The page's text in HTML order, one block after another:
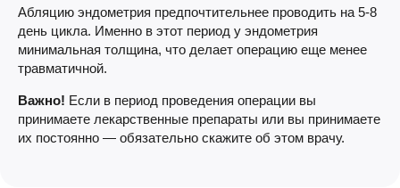
Абляцию эндометрия предпочтительнее проводить на 5-8
день цикла. Именно в этот период у эндометрия
минимальная толщина, что делает операцию еще менее
травматичной.
Важно! Если в период проведения операции вы
принимаете лекарственные препараты или вы принимаете
их постоянно — обязательно скажите об этом врачу.